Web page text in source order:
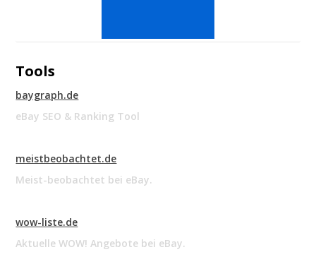
Tools
baygraph.de
eBay SEO & Ranking Tool
meistbeobachtet.de
Meist-beobachtet bei eBay.
wow-liste.de
Aktuelle WOW! Angebote bei eBay.